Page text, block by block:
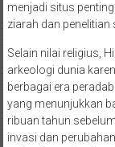
menjadi situs
ziarah dan penelitian
Selain nilai religius,
arkeologi dunia
berbagai era
yang menunjukkan
ribuan tahun
invasi dan